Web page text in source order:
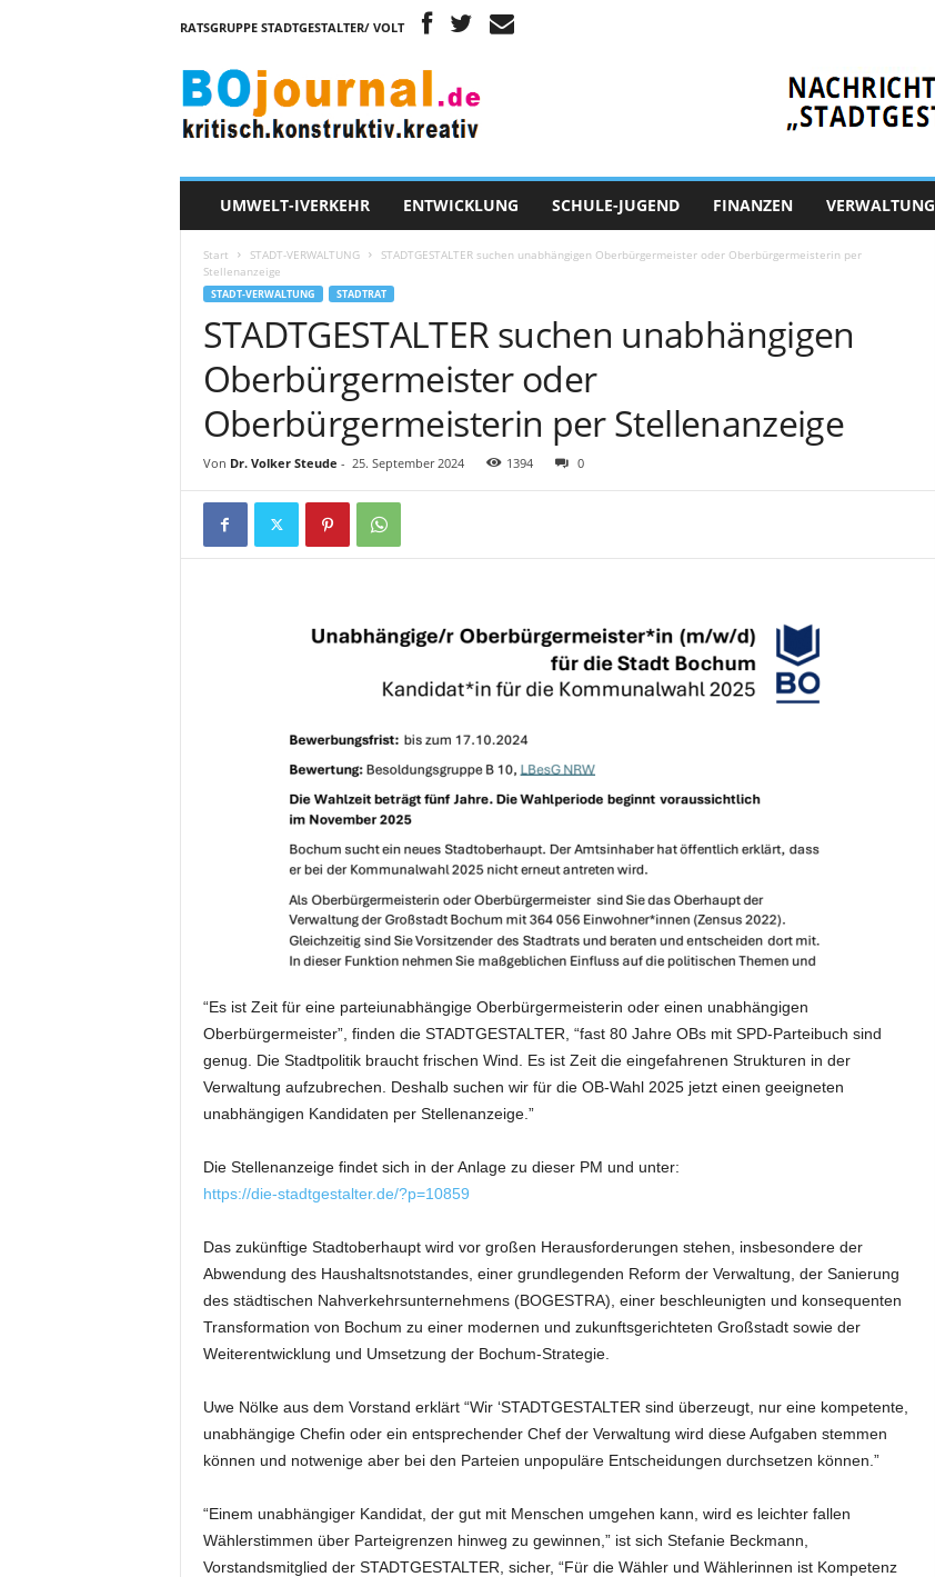
RATSGRUPPE STADTGESTALTER/ VOLT
O
o
UMWELT-IVERKEHR ENTWICKLUNG SCHULE-JUGEND FINANZEN VERWALTUNG
Start STADT-VERWALTUNG
STADTGESTALTER suchen unabhängigen Oberbürgermeister oder Oberbürgermeisterin per
Stellenanzeige
STADT-VERWALTUNG STADTRAT
STADTGESTALTER suchen unabhängigen
Oberbürgermeister oder
Oberbürgermeisterin per Stellenanzeige
Von Dr. Volker Steude - 25. September 2024 1394 0
“Es ist Zeit für eine parteiunabhängige Oberbürgermeisterin oder einen unabhängigen
Oberbürgermeister”, finden die STADTGESTALTER, “fast 80 Jahre OBs mit SPD-Parteibuch sind
genug. Die Stadtpolitik braucht frischen Wind. Es ist Zeit die eingefahrenen Strukturen in der
Verwaltung aufzubrechen. Deshalb suchen wir für die OB-Wahl 2025 jetzt einen geeigneten
unabhängigen Kandidaten per Stellenanzeige.”
Die Stellenanzeige findet sich in der Anlage zu dieser PM und unter:
https://die-stadtgestalter.de/?p=10859
Das zukünftige Stadtoberhaupt wird vor großen Herausforderungen stehen, insbesondere der
Abwendung des Haushaltsnotstandes, einer grundlegenden Reform der Verwaltung, der Sanierung
des städtischen Nahverkehrsunternehmens (BOGESTRA), einer beschleunigten und konsequenten
Transformation von Bochum zu einer modernen und zukunftsgerichteten Großstadt sowie der
Weiterentwicklung und Umsetzung der Bochum-Strategie.
Uwe Nölke aus dem Vorstand erklärt “Wir ‘STADTGESTALTER sind überzeugt, nur eine kompetente,
unabhängige Chefin oder ein entsprechender Chef der Verwaltung wird diese Aufgaben stemmen
können und notwenige aber bei den Parteien unpopuläre Entscheidungen durchsetzen können.”
“Einem unabhängiger Kandidat, der gut mit Menschen umgehen kann, wird es leichter fallen
Wählerstimmen über Parteigrenzen hinweg zu gewinnen,” ist sich Stefanie Beckmann,
Vorstandsmitglied der STADTGESTALTER, sicher, “Für die Wähler und Wählerinnen ist Kompetenz